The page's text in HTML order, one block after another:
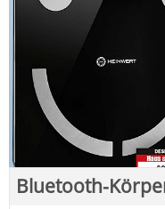
Bluetooth-